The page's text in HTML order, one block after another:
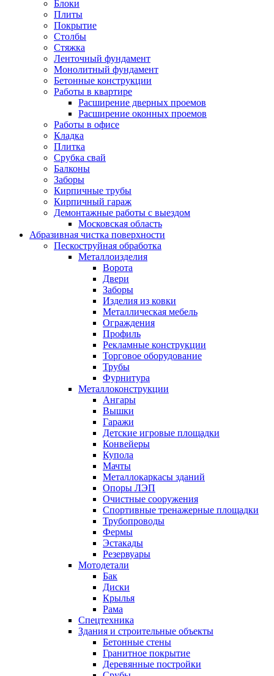
Блоки
Плиты
Покрытие
Столбы
Стяжка
Ленточный фундамент
Монолитный фундамент
Бетонные конструкции
Работы в квартире
Расширение дверных проемов
Расширение оконных проемов
Работы в офисе
Кладка
Плитка
Срубка свай
Балконы
Заборы
Кирпичные трубы
Кирпичный гараж
Демонтажные работы с выездом
Московская область
Абразивная чистка поверхности
Пескоструйная обработка
Металлоизделия
Ворота
Двери
Заборы
Изделия из ковки
Металлическая мебель
Ограждения
Профиль
Рекламные конструкции
Торговое оборудование
Трубы
Фурнитура
Металлоконструкции
Ангары
Вышки
Гаражи
Детские игровые площадки
Конвейеры
Купола
Мачты
Металлокаркасы зданий
Опоры ЛЭП
Очистные сооружения
Спортивные тренажерные площадки
Трубопроводы
Фермы
Эстакады
Резервуары
Мотодетали
Бак
Диски
Крылья
Рама
Спецтехника
Здания и строительные объекты
Бетонные стены
Гранитное покрытие
Деревянные постройки